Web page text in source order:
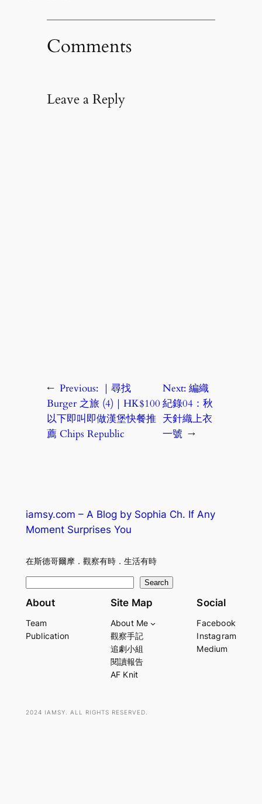
Comments
Leave a Reply
← Previous: ｜尋找
Burger 之旅 (4)｜HK$100
以下即叫即做漢堡快餐推
薦 Chips Republic
Next: 編織
紀錄04：秋
天針織上衣
一號 →
iamsy.com – A Blog by Sophia Ch. If Any
Moment Surprises You
在斯德哥爾摩．觀察有時．生活有時
e
r
Search
About
Team
Publication
Site Map
About Me
觀察手記
追劇小組
閱讀報告
AF Knit
Social
Facebook
Instagram
Medium
2024 IAMSY. ALL RIGHTS RESERVED.